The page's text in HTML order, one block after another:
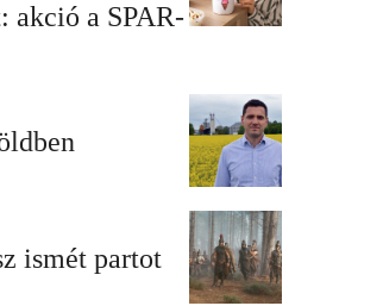
akció a SPAR-
ismét partot